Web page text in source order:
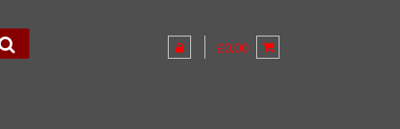
£0.00